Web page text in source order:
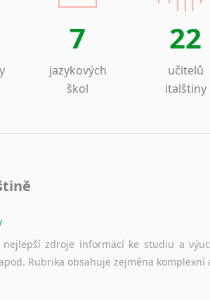
7
jazykových
škol
22
učitelů
italštiny
nejlepší zdroje informací ke studiu a
Rubrika obsahuje zejména komplexní